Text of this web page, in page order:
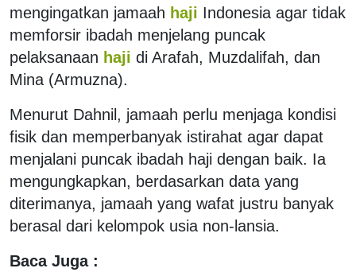
mengingatkan jamaah haji Indonesia agar tidak
memforsir ibadah menjelang puncak
pelaksanaan haji di Arafah, Muzdalifah, dan
Mina (Armuzna).
Menurut Dahnil, jamaah perlu menjaga kondisi
fisik dan memperbanyak istirahat agar dapat
menjalani puncak ibadah haji dengan baik. Ia
mengungkapkan, berdasarkan data yang
diterimanya, jamaah yang wafat justru banyak
berasal dari kelompok usia non-lansia.
Baca Juga :